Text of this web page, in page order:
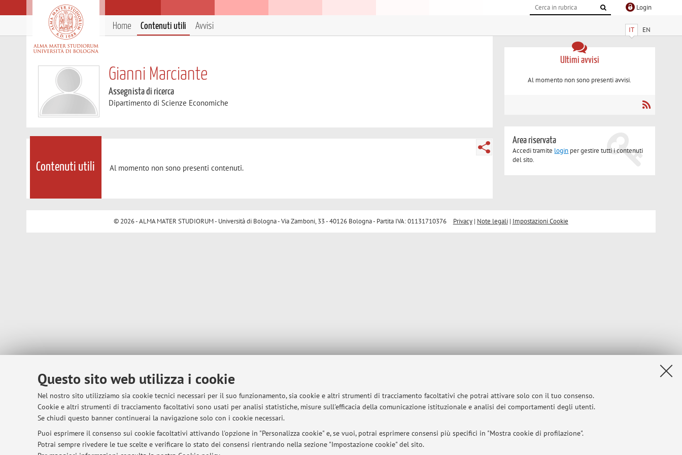
Questo sito web utilizza i cookie
Nel nostro sito utilizziamo sia cookie tecnici necessari per il suo funzionamento, sia cookie e altri strumenti di tracciamento facoltativi che potrai attivare solo con il tuo consenso.
Cookie e altri strumenti di tracciamento facoltativi sono usati per analisi statistiche, misure sull'efficacia della comunicazione istituzionale e analisi dei comportamenti degli utenti.
Se chiudi questo banner continuerai la navigazione solo con i cookie necessari.
Puoi esprimere il consenso sui cookie facoltativi attivando l'opzione in "Personalizza cookie" e, se vuoi, potrai esprimere consensi più specifici in "Mostra cookie di profilazione".
Potrai sempre rivedere le tue scelte e verificare lo stato dei consensi rientrando nella sezione "Impostazione cookie" del sito.
Login
IT EN
Home Contenuti utili Avvisi
Gianni Marciante
Assegnista di ricerca
Dipartimento di Scienze Economiche
Contenuti utili Al momento non sono presenti contenuti.
Ultimi avvisi
Al momento non sono presenti avvisi.
Area riservata
Accedi tramite login per gestire tutti i contenuti
del sito.
© 2026 - ALMA MATER STUDIORUM - Università di Bologna - Via Zamboni, 33 - 40126 Bologna - Partita IVA: 01131710376 Privacy| Note legali| Impostazioni Cookie